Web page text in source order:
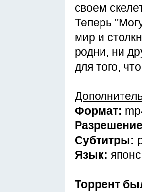
своем
Теперь
мир и
родни, ни
для того,
Формат:
Субтитры:
Язык:
Торрент